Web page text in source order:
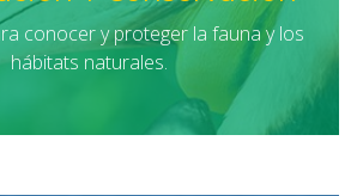
conocer y proteger la fauna y los
hábitats naturales.